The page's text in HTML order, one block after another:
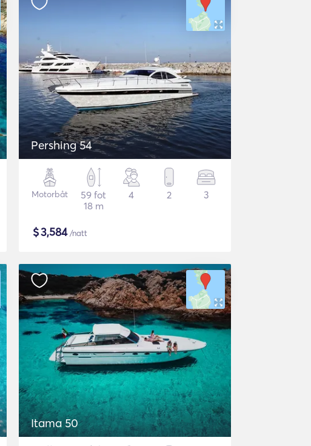
Pershing 54
Motorbåt
59 fot
18 m
4 2 3
$3,584/natt
Itama 50